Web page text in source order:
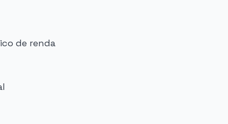
de renda